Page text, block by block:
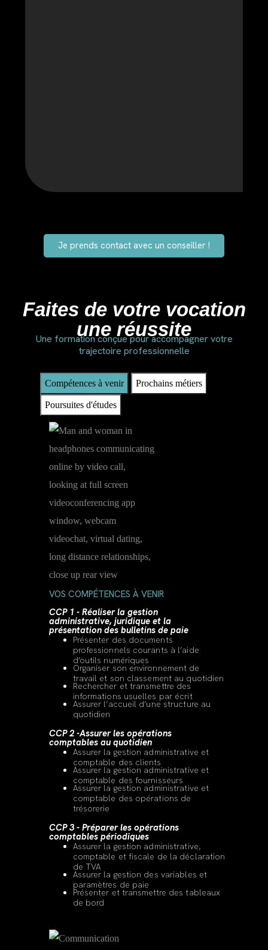
Je prends contact avec un conseiller !
Faites de votre vocation
une réussite
Une formation conçue pour accompagner votre
trajectoire professionnelle
Compétences à venir Prochains métiers
Poursuites d'études
VOS COMPÉTENCES À VENIR
CCP 1 - Réaliser la gestion
administrative, juridique et la
présentation des bulletins de paie
Présenter des documents
professionnels courants à l’aide
d’outils numériques
Organiser son environnement de
travail et son classement au quotidien
Rechercher et transmettre des
informations usuelles par écrit
Assurer l’accueil d’une structure au
quotidien
CCP 2 -Assurer les opérations
comptables au quotidien
Assurer la gestion administrative et
comptable des clients
Assurer la gestion administrative et
comptable des fournisseurs
Assurer la gestion administrative et
comptable des opérations de
trésorerie
CCP 3 - Préparer les opérations
comptables périodiques
Assurer la gestion administrative,
comptable et fiscale de la déclaration
de TVA
Assurer la gestion des variables et
paramètres de paie
Présenter et transmettre des tableaux
de bord